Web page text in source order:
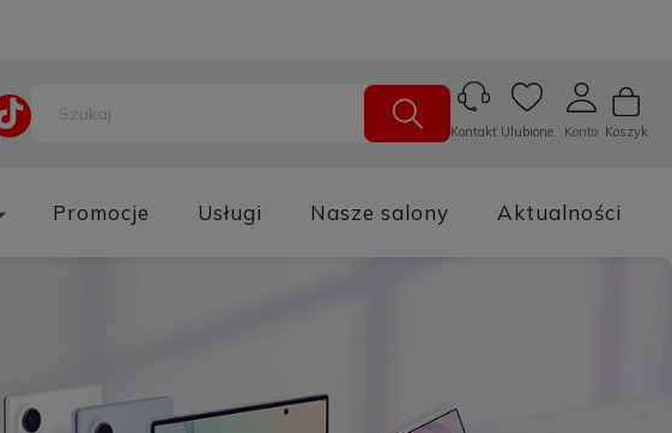
Koszyk
Konto
Ulubione
Kontakt
Promocje Usługi Nasze salony Aktualności